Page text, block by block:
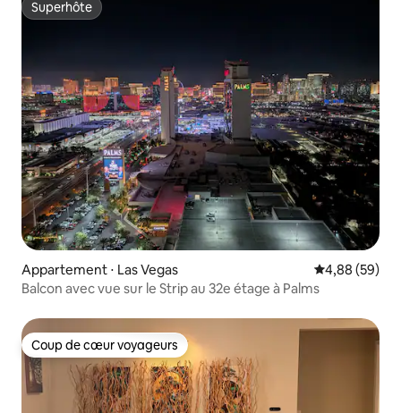
Superhôte
Superhôte
Appartement ⋅ Las Vegas Évaluation
4,88 (59)
Balcon avec vue sur le Strip au 32e étage à Palms
Coup de cœur voyageurs
Coup de cœur voyageurs